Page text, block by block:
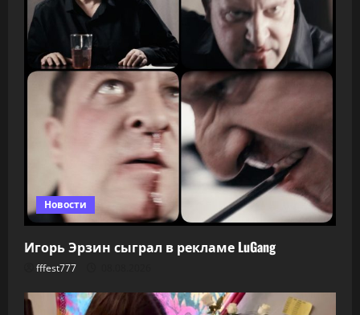
Новости
Игорь Эрзин сыграл в рекламе LuGang
fffest777